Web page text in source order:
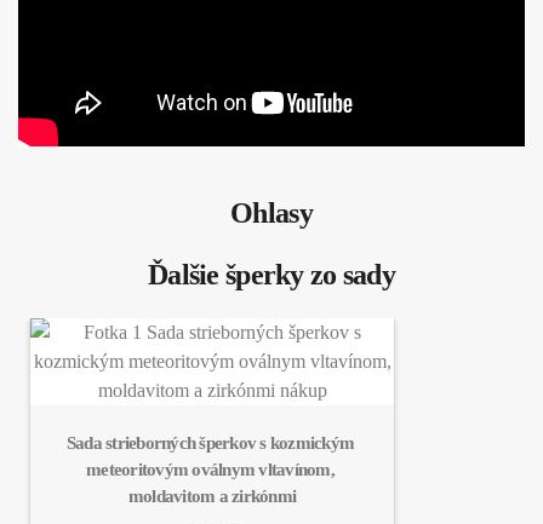
Ohlasy
Ďalšie šperky zo sady
Sada strieborných šperkov s kozmickým
meteoritovým oválnym vltavínom,
moldavitom a zirkónmi